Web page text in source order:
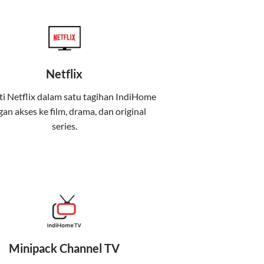
Telkomsel One, sebuah
dan komunikasi dalam satu paket
internet (Telkomsel) dalam satu paket.
Netflix
Netflix dalam satu tagihan IndiHome
akses ke film, drama, dan original
series.
Minipack Channel TV